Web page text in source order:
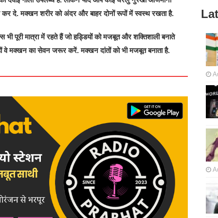
दे. मक्खन शरीर को अंदर और बाहर दोनों रूपों में स्वस्थ रखता है.
पूरी मात्रा में रहते हैं जो हड्डियों को मजबूत और शक्तिशाली बनाते
वे मक्खन का सेवन जरूर करें. मक्खन दांतों को भी मजबूत बनाता है.